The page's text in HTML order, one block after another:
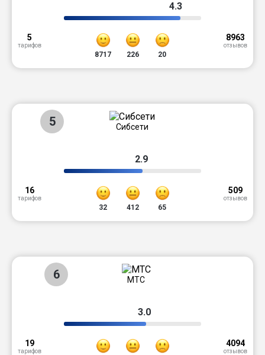
4.3
5
тарифов
8717 226 20
8963
отзывов
5 Сибсети
2.9
16
тарифов
32 412 65
509
отзывов
6 МТС
3.0
19
тарифов
4094
отзывов